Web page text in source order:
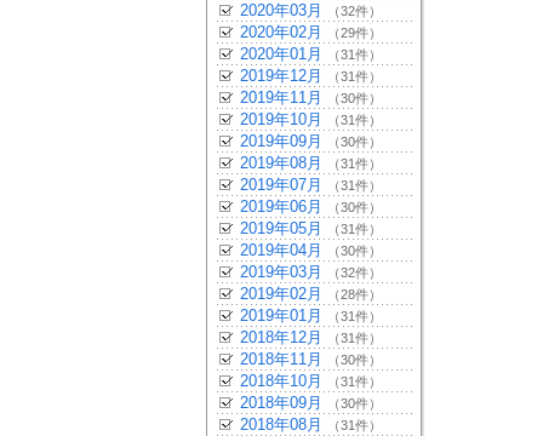
2020年03月 （32件）
2020年02月 （29件）
2020年01月 （31件）
2019年12月 （31件）
2019年11月 （30件）
2019年10月 （31件）
2019年09月 （30件）
2019年08月 （31件）
2019年07月 （31件）
2019年06月 （30件）
2019年05月 （31件）
2019年04月 （30件）
2019年03月 （32件）
2019年02月 （28件）
2019年01月 （31件）
2018年12月 （31件）
2018年11月 （30件）
2018年10月 （31件）
2018年09月 （30件）
2018年08月 （31件）